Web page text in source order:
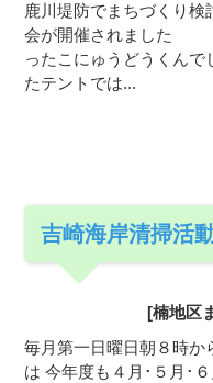
鹿川堤防でまちづくり
会が開催されました
ったこにゅうどうく
たテントでは...
吉崎海岸清掃活
[楠地区
毎月第一日曜日朝８時か
は 今年度も４月･５月･